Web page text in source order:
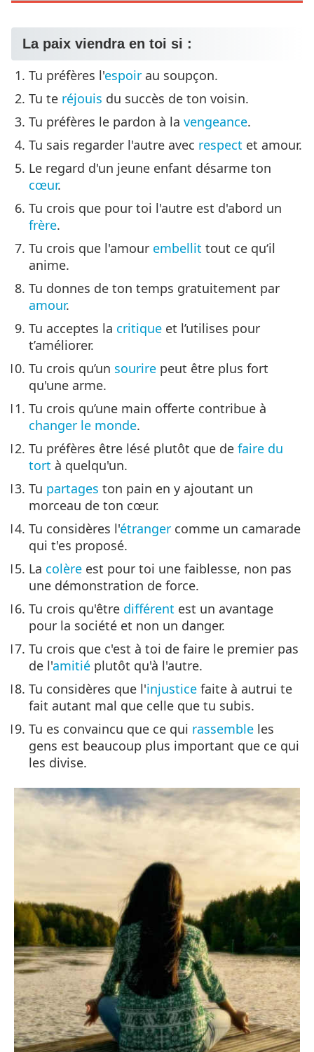
La paix viendra en toi si :
Tu préfères l'espoir au soupçon.
Tu te réjouis du succès de ton voisin.
Tu préfères le pardon à la vengeance.
Tu sais regarder l'autre avec respect et amour.
Le regard d'un jeune enfant désarme ton
cœur.
Tu crois que pour toi l'autre est d'abord un
frère.
Tu crois que l'amour embellit tout ce qu‘il
anime.
Tu donnes de ton temps gratuitement par
amour.
Tu acceptes la critique et l’utilises pour
t’améliorer.
Tu crois qu’un sourire peut être plus fort
qu'une arme.
Tu crois qu’une main offerte contribue à
changer le monde.
Tu préfères être lésé plutôt que de faire du
tort à quelqu'un.
Tu partages ton pain en y ajoutant un
morceau de ton cœur.
Tu considères l'étranger comme un camarade
qui t'es proposé.
La colère est pour toi une faiblesse, non pas
une démonstration de force.
Tu crois qu'être différent est un avantage
pour la société et non un danger.
Tu crois que c'est à toi de faire le premier pas
de l'amitié plutôt qu'à l'autre.
Tu considères que l'injustice faite à autrui te
fait autant mal que celle que tu subis.
Tu es convaincu que ce qui rassemble les
gens est beaucoup plus important que ce qui
les divise.